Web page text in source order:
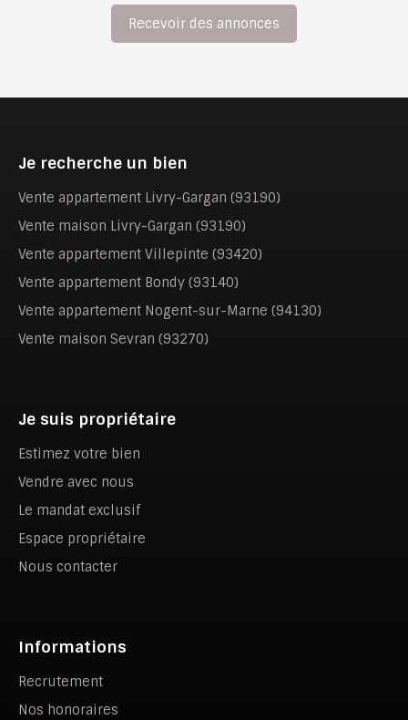
Recevoir des annonces
Je recherche un bien
Vente appartement Livry-Gargan (93190)
Vente maison Livry-Gargan (93190)
Vente appartement Villepinte (93420)
Vente appartement Bondy (93140)
Vente appartement Nogent-sur-Marne (94130)
Vente maison Sevran (93270)
Je suis propriétaire
Estimez votre bien
Vendre avec nous
Le mandat exclusif
Espace propriétaire
Nous contacter
Informations
Recrutement
Nos honoraires